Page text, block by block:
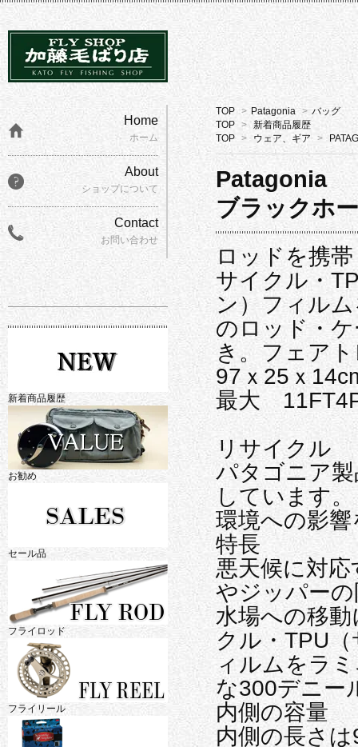
TOP > Patagonia > バッグ
TOP > 新着商品履歴
TOP > ウェア、ギア >
Patagonia
ブラックホ
ロッドを携
サイクル・
ン）フィル
のロッド・
き。フェア
97ｘ25ｘ
最大
リサイクル
パタゴニア
しています。
環境への影響
特長
悪天候に対
やジッパー
水場への移
クル・TPU
ィルムをラ
な300デニー
内側の容量
内側の長さ
Home
ホーム
About
ショップについて
Contact
お問い合わせ
新着商品履歴
お勧め
セール品
フライロッド
フライリール